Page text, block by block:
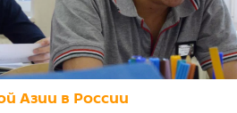
Азии в России